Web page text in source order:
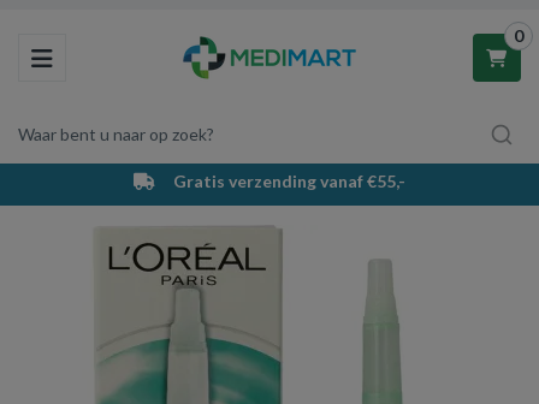
Toggle navigation
Waar bent u naar op zoek?
0
Winkelwagen
Uw winkelwagen is leeg.
Vul hem met producten.
Gratis verzending vanaf €55,-